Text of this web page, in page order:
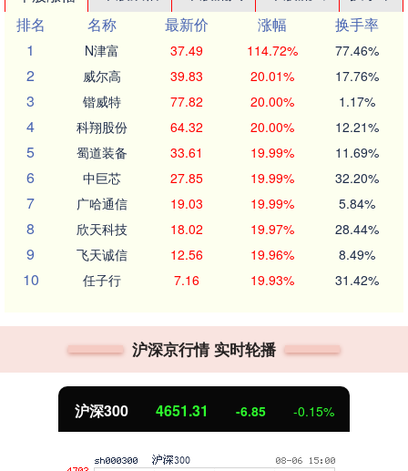
排名
名称 最新价 涨幅
换手率
1
N津富 37.49 114.72% 77.46%
2 威尔高 39.83 20.01% 17.76%
3 锴威特 77.82 20.00% 1.17%
4 科翔股份 64.32 20.00% 12.21%
5 蜀道装备 33.61 19.99% 11.69%
6 中巨芯 27.85 19.99% 32.20%
7 广哈通信 19.03 19.99% 5.84%
8 欣天科技 18.02 19.97% 28.44%
9 飞天诚信 12.56 19.96% 8.49%
10 任子行 7.16 19.93% 31.42%
沪深京行情 实时轮播
沪深300 4651.31 -6.85 -0.15%